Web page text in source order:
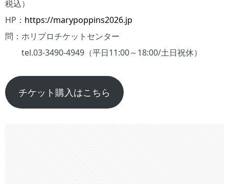
税込）
HP： https://marypoppins2026.jp
問：ホリプロチケットセンター
tel.03-3490-4949（平日11:00～18:00/土日祝休）
チケット購入はこちら